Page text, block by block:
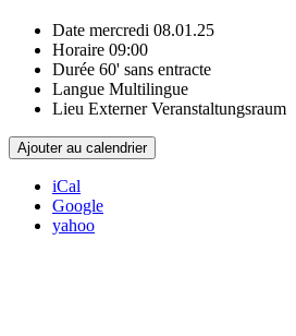
Date mercredi 08.01.25
Horaire 09:00
Durée 60' sans entracte
Langue Multilingue
Lieu Externer Veranstaltungsraum
Ajouter au calendrier
iCal
Google
yahoo